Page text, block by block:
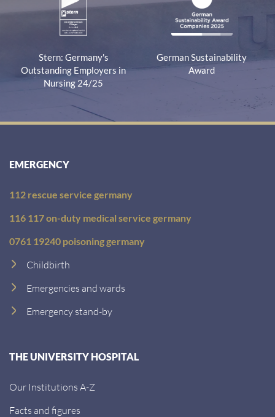
Stern: Germany's
Outstanding Employers in
Nursing 24/25
German Sustainability
Award
EMERGENCY
112 rescue service germany
116 117 on-duty medical service germany
0761 19240 poisoning germany
Childbirth
Emergencies and wards
Emergency stand-by
THE UNIVERSITY HOSPITAL
Our Institutions A-Z
Facts and figures